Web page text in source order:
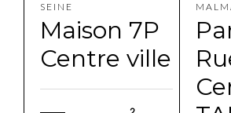
SEINE
Maison 7P
Centre ville